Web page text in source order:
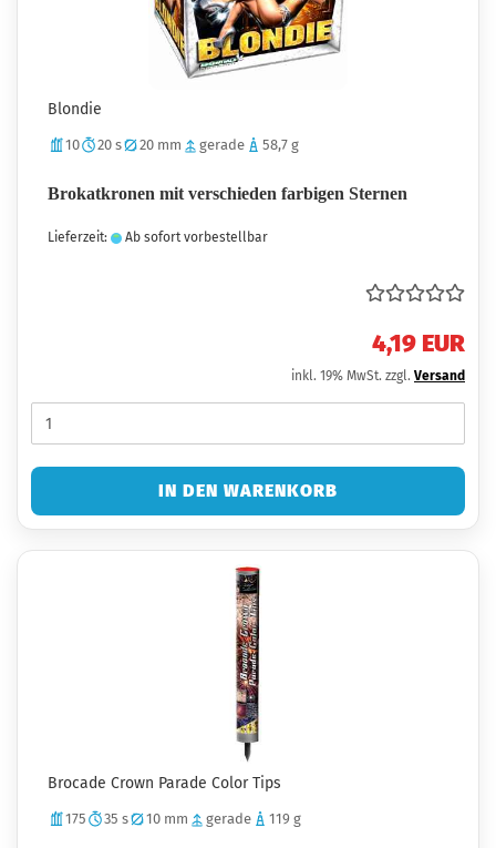
Blondie
10 20 s 20 mm gerade 58,7 g
Brokatkronen mit verschieden farbigen Sternen
Lieferzeit: Ab sofort vorbestellbar
4,19 EUR
inkl. 19% MwSt. zzgl. Versand
IN DEN WARENKORB
Brocade Crown Parade Color Tips
175 35 s 10 mm gerade 119 g